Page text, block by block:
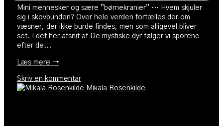
Mini mennesker og sære ”børnekranier” … Hvem skjuler
sig i skovbunden? Over hele verden fortælles der om
væsner, der ikke burde findes, men som alligevel bliver
set. I det her afsnit af De mystiske dyr følger vi sporene
efter de...
Læs mere →
Skriv en kommentar
Mikala Rosenkilde